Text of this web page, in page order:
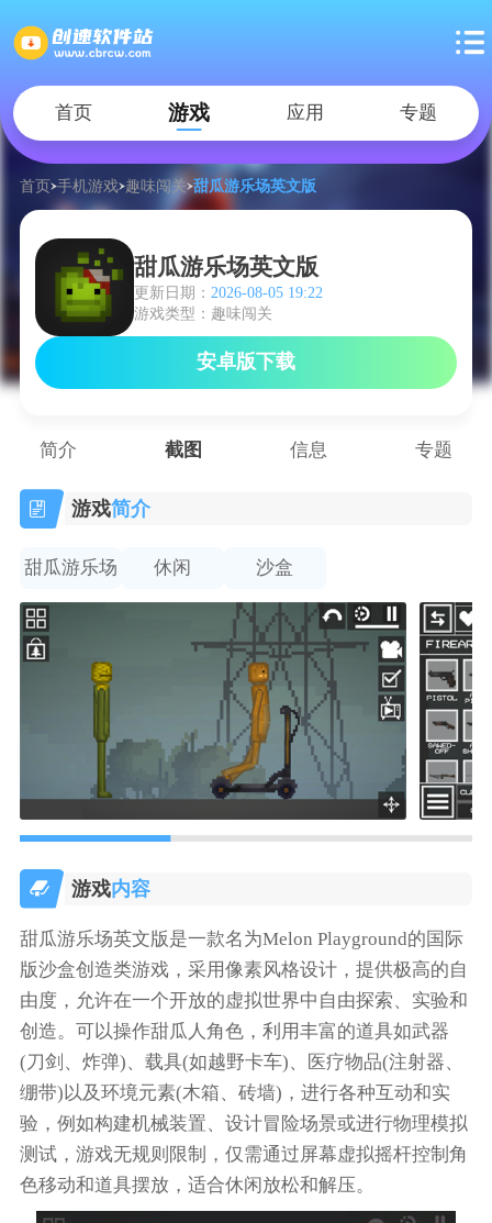
首页 游戏 应用 专题
首页 手机游戏 趣味闯关 甜瓜游乐场英文版
甜瓜游乐场英文版
更新日期： 2026-08-05 19:22
游戏类型：趣味闯关
安卓版下载
简介 截图 信息 专题
游戏简介
甜瓜游乐场 休闲 沙盒
游戏内容
甜瓜游乐场英文版是一款名为Melon Playground的国际
版沙盒创造类游戏，采用像素风格设计，提供极高的自
由度，允许在一个开放的虚拟世界中自由探索、实验和
创造。可以操作甜瓜人角色，利用丰富的道具如武器
(刀剑、炸弹)、载具(如越野卡车)、医疗物品(注射器、
绷带)以及环境元素(木箱、砖墙)，进行各种互动和实
验，例如构建机械装置、设计冒险场景或进行物理模拟
测试，游戏无规则限制，仅需通过屏幕虚拟摇杆控制角
色移动和道具摆放，适合休闲放松和解压。